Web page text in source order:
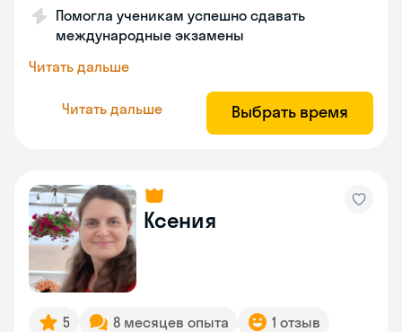
Помогла ученикам успешно сдавать
международные экзамены
Читать дальше
Читать дальше Выбрать время
Ксения
5 8 месяцев опыта 1 отзыв